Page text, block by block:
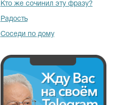
Кто же сочинил эту фразу?
Радость
Соседи по дому